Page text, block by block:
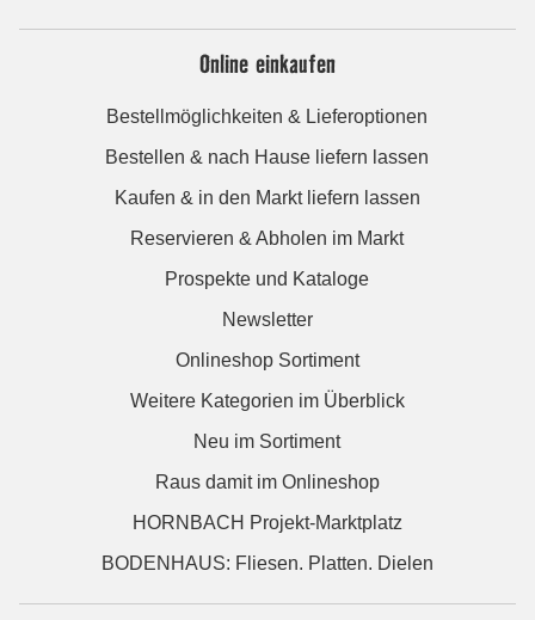
Online einkaufen
Bestellmöglichkeiten & Lieferoptionen
Bestellen & nach Hause liefern lassen
Kaufen & in den Markt liefern lassen
Reservieren & Abholen im Markt
Prospekte und Kataloge
Newsletter
Onlineshop Sortiment
Weitere Kategorien im Überblick
Neu im Sortiment
Raus damit im Onlineshop
HORNBACH Projekt-Marktplatz
BODENHAUS: Fliesen. Platten. Dielen